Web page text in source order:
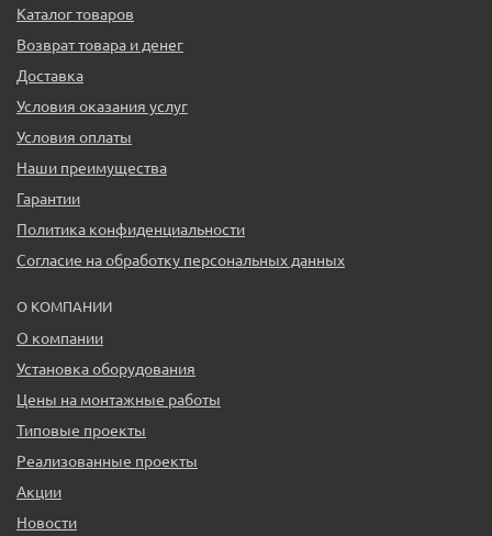
Каталог товаров
Возврат товара и денег
Доставка
Условия оказания услуг
Условия оплаты
Наши преимущества
Гарантии
Политика конфиденциальности
Согласие на обработку персональных данных
О КОМПАНИИ
О компании
Установка оборудования
Цены на монтажные работы
Типовые проекты
Реализованные проекты
Акции
Новости